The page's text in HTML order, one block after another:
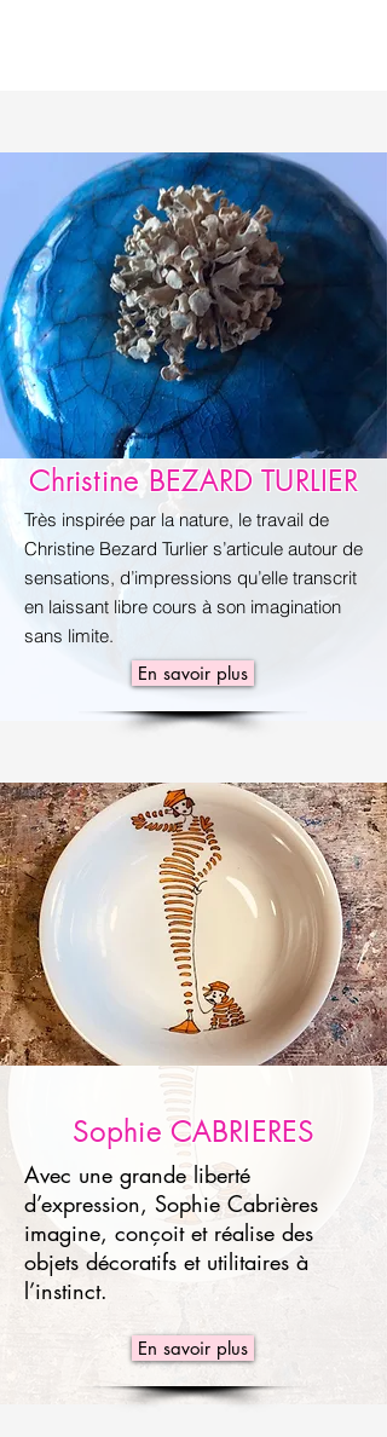
Christine BEZARD TURLIER
Très inspirée par la nature, le travail de
Christine Bezard Turlier s’articule autour de
sensations, d’impressions qu’elle transcrit
en laissant libre cours à son imagination
sans limite.
En savoir plus
Sophie CABRIERES
Avec une grande liberté
d’expression, Sophie Cabrières
imagine, conçoit et réalise des
objets décoratifs et utilitaires à
l’instinct.
En savoir plus